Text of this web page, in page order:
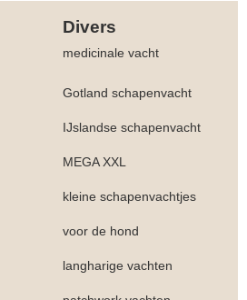
Divers
medicinale vacht
Gotland schapenvacht
IJslandse schapenvacht
MEGA XXL
kleine schapenvachtjes
voor de hond
langharige vachten